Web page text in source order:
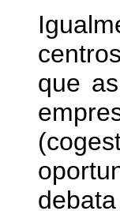
que